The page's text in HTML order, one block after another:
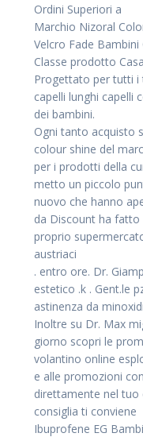
Ordini Superiori a
Marchio Nizoral
Velcro Fade
Classe prodotto
Progettato per tutti i
capelli lunghi capelli
dei bambini.
Ogni tanto acquisto
colour shine del
per i prodotti della
metto un piccolo
nuovo che hanno
da Discount ha fatto
proprio
austriaci
. entro ore. Dr.
estetico .k . Gent.le
astinenza da
Inoltre su Dr. Max
giorno scopri le
volantino online
e alle promozioni
direttamente nel tuo
consiglia ti conviene
Ibuprofene EG